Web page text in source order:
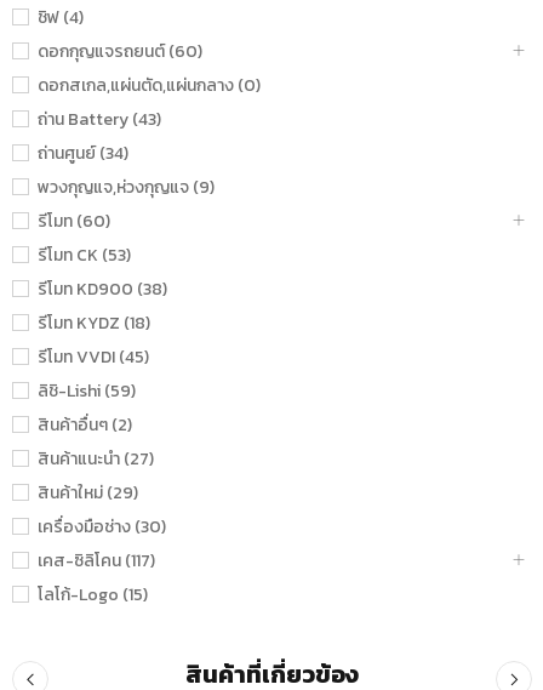
ชิฟ (4)
ดอกกุญแจรถยนต์ (60)
ดอกสเกล,แผ่นตัด,แผ่นกลาง (0)
ถ่าน Battery (43)
ถ่านศูนย์ (34)
พวงกุญแจ,ห่วงกุญแจ (9)
รีโมท (60)
รีโมท CK (53)
รีโมท KD900 (38)
รีโมท KYDZ (18)
รีโมท VVDI (45)
ลิชิ-Lishi (59)
สินค้าอื่นๆ (2)
สินค้าแนะนำ (27)
สินค้าใหม่ (29)
เครื่องมือช่าง (30)
เคส-ซิลิโคน (117)
โลโก้-Logo (15)
สินค้าที่เกี่ยวข้อง